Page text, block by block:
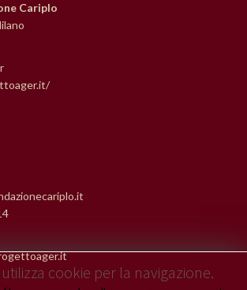
cookie per la navigazione.
Cariplo